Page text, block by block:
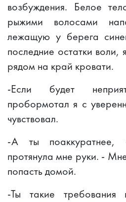
возбуждения. Белое
рыжими волосами
лежащую у берега
последние остатки воли,
рядом на край кровати.
-Если будет
пробормотал я с
чувствовал.
-А ты поаккуратнее,
протянула мне руки. -
попасть домой.
-Ты такие требования